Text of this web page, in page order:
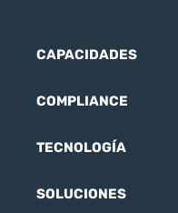
CAPACIDADES
COMPLIANCE
TECNOLOGÍA
SOLUCIONES